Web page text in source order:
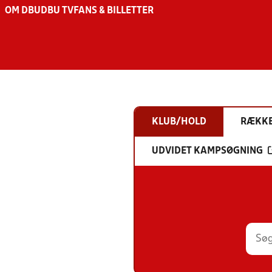
OM DBU DBU TV FANS & BILLETTER
KLUB/HOLD
UDVIDET KAMPSØGNING